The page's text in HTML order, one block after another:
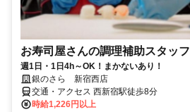
お寿司屋さんの調理補助スタッフ
週1日・1日4h～OK！まかないあり！
銀のさら 新宿西店
交通・アクセス 西新宿駅徒歩8分
時給1,226円以上